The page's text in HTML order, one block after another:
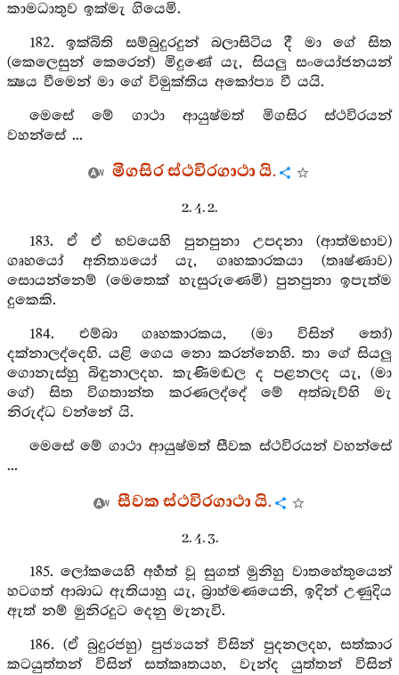
කාමධාතුව ඉක්මැ ගියෙමි.
182. ඉක්බිති සම්බුදුරදුන් බලාසිටිය දී මා ගේ සිත
(කෙලෙසුන් කෙරෙන්) මිදුණේ යැ, සියලු සංයෝජනයන්
ක්‍ෂය වීමෙන් මා ගේ විමුක්තිය අකෝප්‍ය වී යයි.
මෙසේ මේ ගාථා ආයුෂ්මත් මිගසිර ස්ථවිරයන්
වහන්සේ ...
මිගසිර ස්ථවිරගාථා යි.
2. 4. 2.
183. ඒ ඒ භවයෙහි පුනපුනා උපදනා (ආත්මභාව)
ගෘහයෝ අනිත්‍යයෝ යැ, ගෘහකාරකයා (තෘෂ්ණාව)
සොයන්නෙම් (මෙතෙක් හැසුරුණෙමි) පුනපුනා ඉපැත්ම
දුකෙකි.
184. එම්බා ගෘහකාරකය, (මා විසින් තෝ)
දක්නාලද්දෙහි. යළි ගෙය නො කරන්නෙහි. තා ගේ සියලු
ගොනැස්හු බිඳුනාලදහ. කැණිමඬල ද පළනලද යැ, (මා
ගේ) සිත විගතාන්ත කරණලද්දේ මේ අත්බැව්හි මැ
නිරුද්ධ වන්නේ යි.
මෙසේ මේ ගාථා ආයුෂ්මත් සීවක ස්ථවිරයන් වහන්සේ
...
සීවක ස්ථවිරගාථා යි.
2. 4. 3.
185. ලෝකයෙහි අර්‍හත් වූ සුගත් මුනිහු වාතහේතුයෙන්
හටගත් ආබාධ ඇතියාහු යැ, බ්‍රාහ්මණයෙනි, ඉදින් උණුදිය
ඇත් නම් මුනිරදුට දෙනු මැනැවි.
186. (ඒ බුදුරජහු) පුජ්‍යයන් විසින් පුදනලදහ, සත්කාර
කටයුත්තන් විසින් සත්කෘතයහ, වැන්ද යුත්තන් විසින්